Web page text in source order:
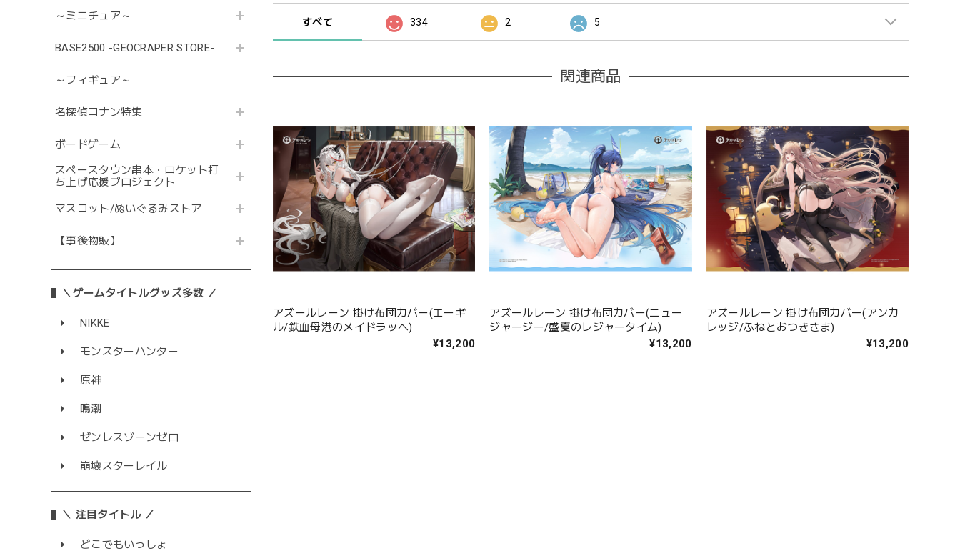
～ミニチュア～
BASE2500 -GEOCRAPER STORE-
～フィギュア～
名探偵コナン特集
ボードゲーム
スペースタウン串本・ロケット打
ち上げ応援プロジェクト
マスコット/ぬいぐるみストア
【事後物販】
＼ゲームタイトルグッズ多数 ／
NIKKE
モンスターハンター
原神
鳴潮
ゼンレスゾーンゼロ
崩壊スターレイル
＼ 注目タイトル ／
どこでもいっしょ
すべて 334 2 5
関連商品
アズールレーン 掛け布団カバー(エーギ
ル/鉄血母港のメイドラッへ)
¥13,200
アズールレーン 掛け布団カバー(ニュー
ジャージー/盛夏のレジャータイム)
¥13,200
アズールレーン 掛け布団カバー(アンカ
レッジ/ふねとおつきさま)
¥13,200